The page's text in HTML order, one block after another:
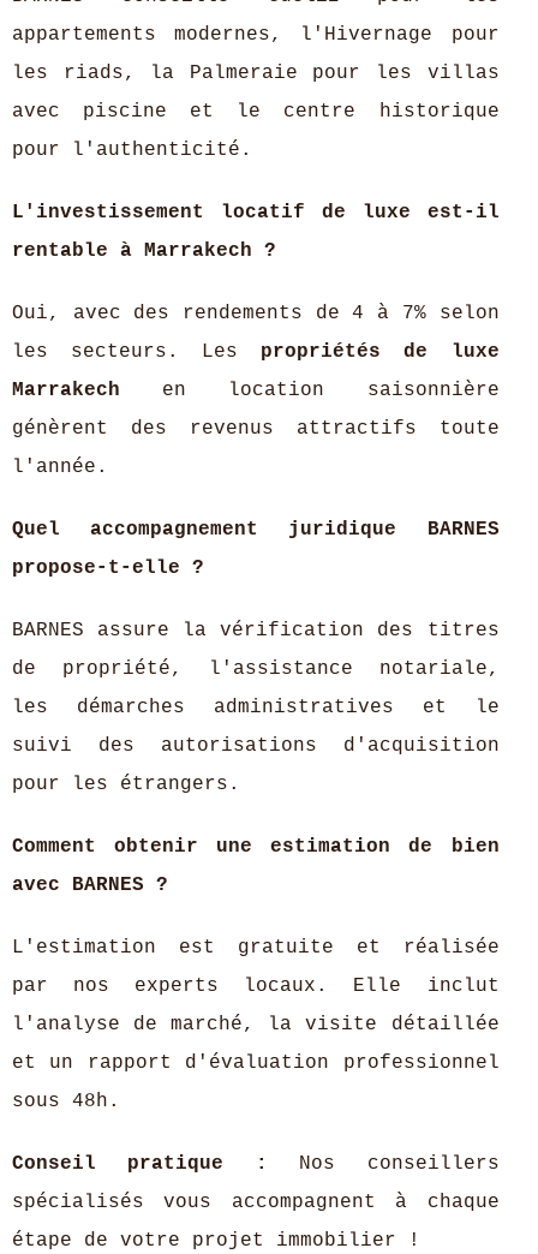
appartements modernes, l'Hivernage pour
les riads, la Palmeraie pour les villas
avec piscine et le centre historique
pour l'authenticité.
L'investissement locatif de luxe est-il
rentable à Marrakech ?
Oui, avec des rendements de 4 à 7% selon
les secteurs. Les propriétés de luxe
Marrakech en location saisonnière
génèrent des revenus attractifs toute
l'année.
Quel accompagnement juridique BARNES
propose-t-elle ?
BARNES assure la vérification des titres
de propriété, l'assistance notariale,
les démarches administratives et le
suivi des autorisations d'acquisition
pour les étrangers.
Comment obtenir une estimation de bien
avec BARNES ?
L'estimation est gratuite et réalisée
par nos experts locaux. Elle inclut
l'analyse de marché, la visite détaillée
et un rapport d'évaluation professionnel
sous 48h.
Conseil pratique :
Nos conseillers
spécialisés vous accompagnent à chaque
étape de votre projet immobilier !